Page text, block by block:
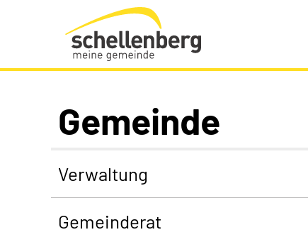
Gemeinde Schellenberg Startseite
Gemeinde
Verwaltung
Gemeinderat